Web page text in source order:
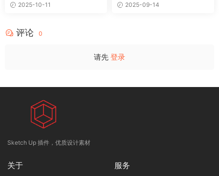
2025-10-11 2025-09-14
评论 0
请先 登录
Sketch Up 插件，优质设计素材
关于 服务